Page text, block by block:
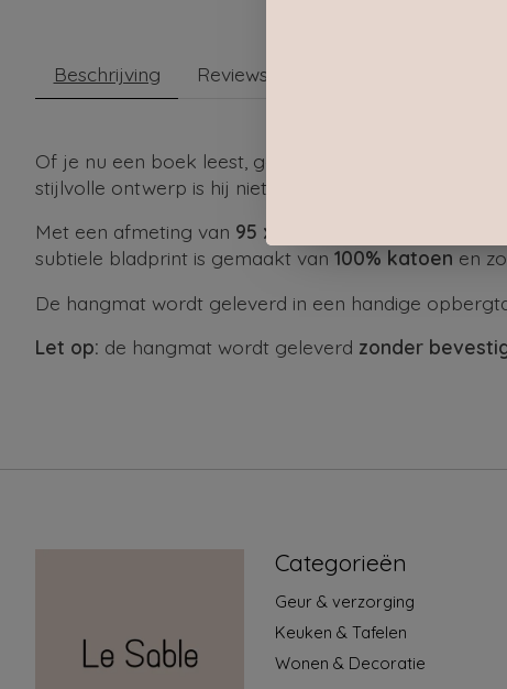
Beschrijving Reviews (0)
Of je nu een boek leest, geniet van de zon of
stijlvolle ontwerp is hij niet alleen comfortabel, maar
Met een afmeting van 95 x 212 cm
biedt de
subtiele bladprint is gemaakt van 100% katoen en
De hangmat wordt geleverd in een handige
Let op: de hangmat wordt geleverd zonder
Categorieën
Geur & verzorging
Keuken & Tafelen
Wonen & Decoratie